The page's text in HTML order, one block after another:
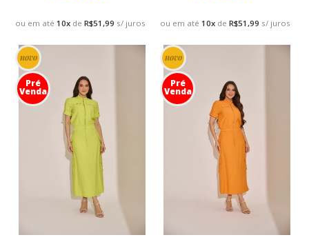
ou em até10x deR$51,99 s/ juros ou em até10x deR$51,99 s/ juros
novo
Pré
Venda
novo
Pré
Venda